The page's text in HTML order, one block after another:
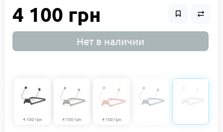
4 100 грн
Нет в наличии
4 100 грн 4 100 грн 4 100 грн